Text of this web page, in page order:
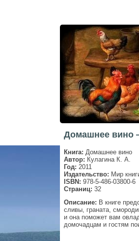
Домашнее вино
Книга: Домашнее вино
Автор: Кулагина К. А.
Год: 2011
Издательство: Мир
ISBN: 978-5-486-03800-6
Страниц: 32
Описание: В книге
сливы, граната,
и она поможет вам
домочадцам и гостям